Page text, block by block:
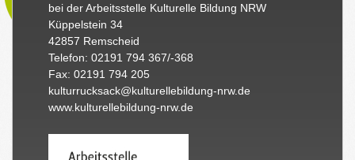
bei der Arbeitsstelle Kulturelle Bildung NRW
Küppelstein 34
42857 Remscheid
Telefon: 02191 794 367/-368
Fax: 02191 794 205
kulturrucksack@kulturellebildung-nrw.de
www.kulturellebildung-nrw.de